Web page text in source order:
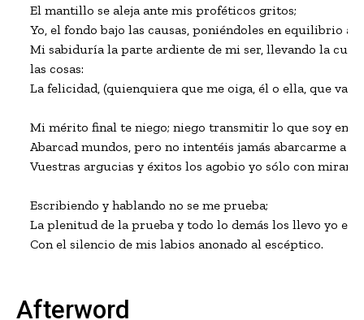
El mantillo se aleja ante mis proféticos gritos;
Yo, el fondo bajo las causas, poniéndoles en equilibrio al
Mi sabiduría la parte ardiente de mi ser, llevando la
las cosas:
La felicidad, (quienquiera que me oiga, él o ella, que
Mi mérito final te niego; niego transmitir lo que soy en
Abarcad mundos, pero no intentéis jamás abarcarme a
Vuestras argucias y éxitos los agobio yo sólo con mirar
Escribiendo y hablando no se me prueba;
La plenitud de la prueba y todo lo demás los llevo yo en
Con el silencio de mis labios anonado al escéptico.
Afterword